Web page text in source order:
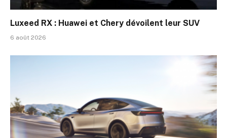
Luxeed RX : Huawei et Chery dévoilent leur SUV
6 août 2026